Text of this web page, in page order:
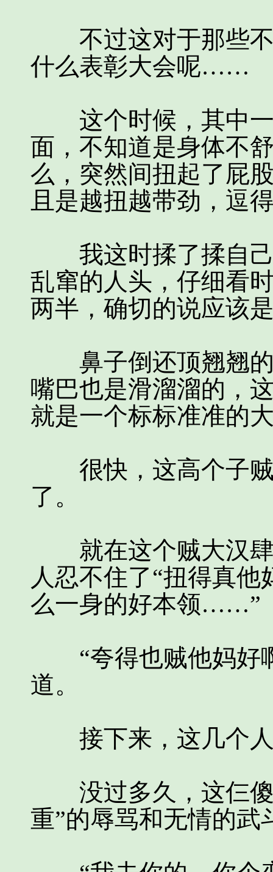
不过这对于那些不
什么表彰大会呢……
这个时候，其中一
面，不知道是身体不
么，突然间扭起了屁
且是越扭越带劲，逗
我这时揉了揉自己
乱窜的人头，仔细看
两半，确切的说应该
鼻子倒还顶翘翘的
嘴巴也是滑溜溜的，
就是一个标标准准的
很快，这高个子贼
了。
就在这个贼大汉肆
人忍不住了“扭得真
么一身的好本领……”
“夸得也贼他妈好
道。
接下来，这几个人
没过多久，这仨傻
重”的辱骂和无情的武